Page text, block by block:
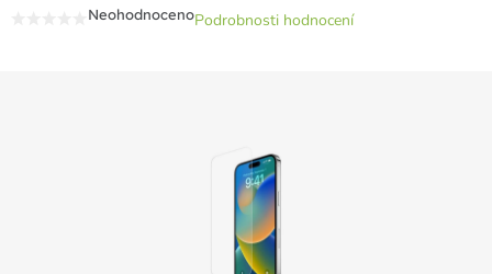
NeohodnocenoPodrobnosti hodnocení